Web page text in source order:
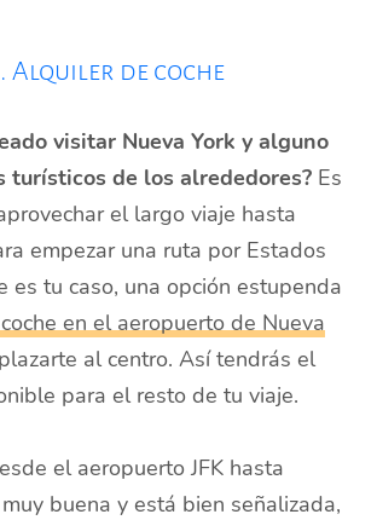
Alquiler de coche
visitar Nueva York y alguno
turísticos de los alrededores? Es
el largo viaje hasta
empezar una ruta por Estados
es tu caso, una opción estupenda
en el aeropuerto de Nueva
al centro. Así tendrás el
para el resto de tu viaje.
el aeropuerto JFK hasta
buena y está bien señalizada,